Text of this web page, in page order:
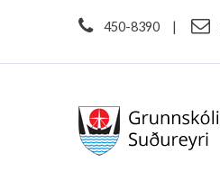
450-8390 |